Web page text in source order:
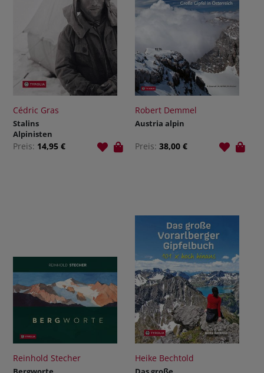
Cédric Gras
Stalins
Alpinisten
Preis: 14,95 €
Robert Demmel
Austria alpin
Preis: 38,00 €
Reinhold Stecher Heike Bechtold